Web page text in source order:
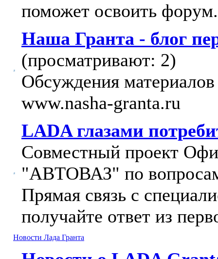
поможет освоить форум.
Наша Гранта - блог
(просматривают: 2)
Обсуждения
www.nasha-granta.ru
LADA глазами
Совместный проект
"АВТОВАЗ" по
Прямая связь с
получайте ответ из
Новости Лада Гранта